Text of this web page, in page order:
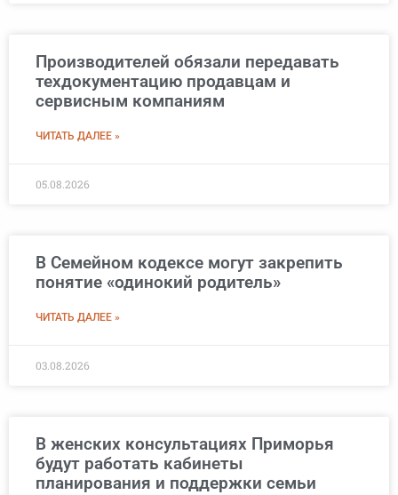
Производителей обязали передавать
техдокументацию продавцам и
сервисным компаниям
ЧИТАТЬ ДАЛЕЕ »
05.08.2026
В Семейном кодексе могут закрепить
понятие «одинокий родитель»
ЧИТАТЬ ДАЛЕЕ »
03.08.2026
В женских консультациях Приморья
будут работать кабинеты
планирования и поддержки семьи